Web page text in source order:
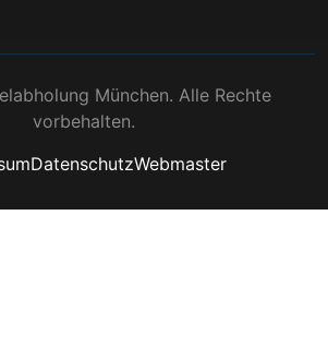
München. Alle Rechte
vorbehalten.
DatenschutzWebmaster